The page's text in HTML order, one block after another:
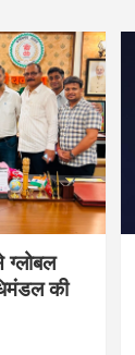
ग्लोबल
की